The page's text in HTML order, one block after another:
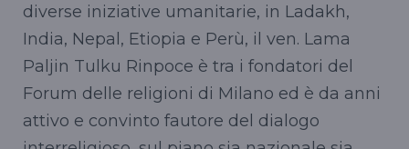
diverse iniziative umanitarie, in Ladakh,
India, Nepal, Etiopia e Perù, il ven. Lama
Paljin Tulku Rinpoce è tra i fondatori del
Forum delle religioni di Milano ed è da anni
attivo e convinto fautore del dialogo